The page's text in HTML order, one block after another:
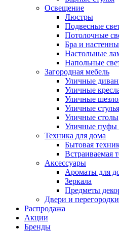
Освещение
Люстры
Подвесные
Потолочные
Бра и
Настольные
Напольные
Загородная мебель
Уличные
Уличные
Уличные
Уличные стулья
Уличные столы
Уличные пуфы
Техника для дома
Бытовая
Встраиваемая
Аксессуары
Ароматы для
Зеркала
Предметы
Двери и перегородки
Распродажа
Акции
Бренды